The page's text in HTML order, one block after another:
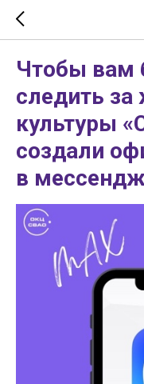
Чтобы вам
следить
культуры
создали
в